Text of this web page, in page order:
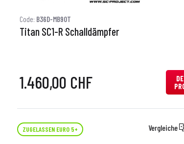
Code: B36D-MB90T
Titan SC1-R Schalldämpfer
1.460,00 CHF
ZUGELASSEN EURO 5+ Vergleiche